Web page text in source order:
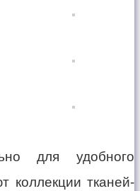
для удобного
коллекции тканей-